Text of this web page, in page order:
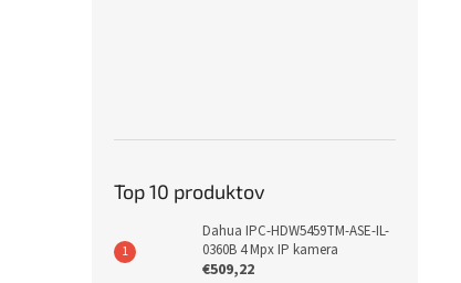
Top 10 produktov
Dahua IPC-HDW5459TM-ASE-IL-
0360B 4 Mpx IP kamera
€509,22